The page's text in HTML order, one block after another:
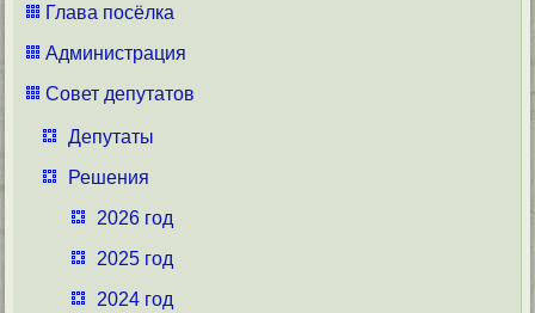
Глава посёлка
Администрация
Совет депутатов
Депутаты
Решения
2026 год
2025 год
2024 год